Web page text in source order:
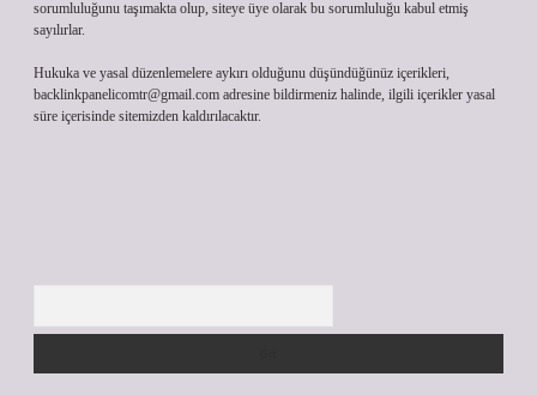
sorumluluğunu taşımakta olup, siteye üye olarak bu sorumluluğu kabul etmiş
sayılırlar.
Hukuka ve yasal düzenlemelere aykırı olduğunu düşündüğünüz içerikleri,
backlinkpanelicomtr@gmail.com adresine bildirmeniz halinde, ilgili içerikler yasal
süre içerisinde sitemizden kaldırılacaktır.